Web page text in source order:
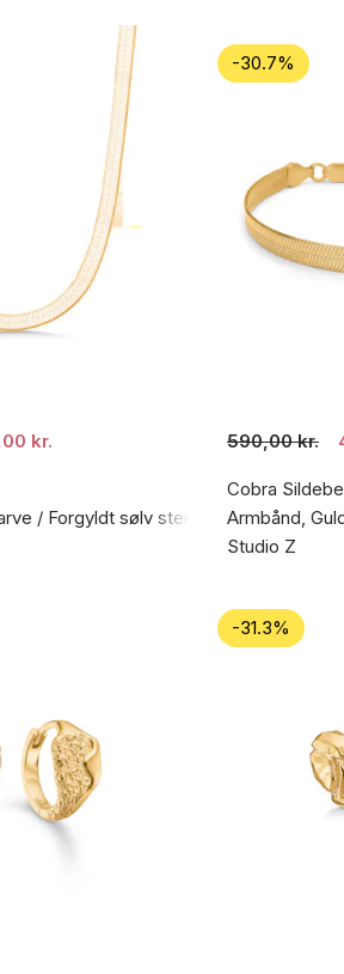
kr.
/ Forgyldt sølv sterling 925
-30.7%
590,00 kr.
Cobra
Armbånd,
Studio Z
-31.3%